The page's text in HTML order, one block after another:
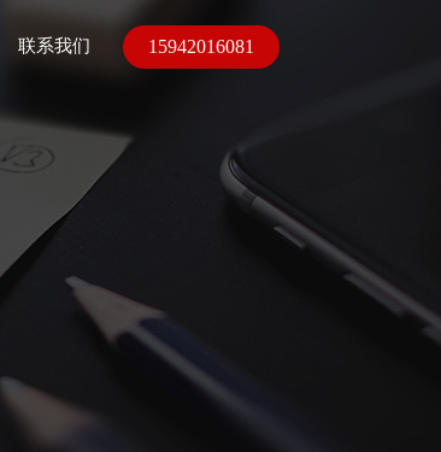
联系我们 15942016081